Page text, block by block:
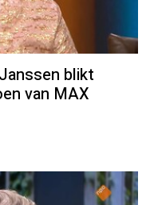
blikt
van MAX